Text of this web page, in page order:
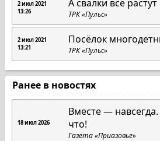
2 июл 2021
13:26
А свалки всё растут
ТРК «Пульс»
2 июл 2021
13:21
Посёлок
ТРК «Пульс»
Ранее в новостях
18 июл 2026
Вместе —
что!
Газета «Приазовье»